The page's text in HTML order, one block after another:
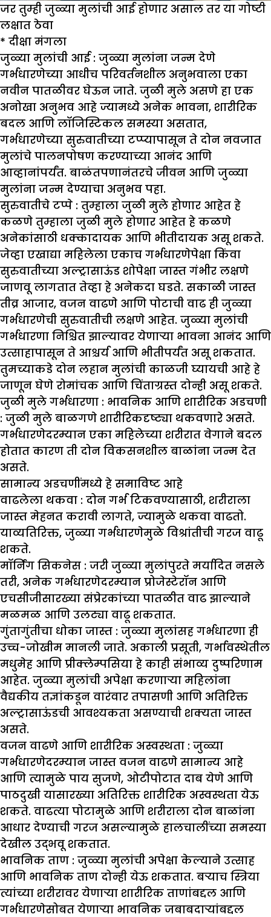
जर तुम्ही जुळ्या मुलांची आई होणार असाल तर या गोष्टी
लक्षात ठेवा
* दीक्षा मंगला
जुळ्या मुलांची आई : जुळ्या मुलांना जन्म देणे
गर्भधारणेच्या आधीच परिवर्तनशील अनुभवाला एका
नवीन पातळीवर घेऊन जाते. जुळी मुले असणे हा एक
अनोखा अनुभव आहे ज्यामध्ये अनेक भावना, शारीरिक
बदल आणि लॉजिस्टिकल समस्या असतात,
गर्भधारणेच्या सुरुवातीच्या टप्प्यापासून ते दोन नवजात
मुलांचे पालनपोषण करण्याच्या आनंद आणि
आव्हानांपर्यंत. बाळंतपणानंतरचे जीवन आणि जुळ्या
मुलांना जन्म देण्याचा अनुभव पहा.
सुरुवातीचे टप्पे : तुम्हाला जुळी मुले होणार आहेत हे
कळणे तुम्हाला जुळी मुले होणार आहेत हे कळणे
अनेकांसाठी धक्कादायक आणि भीतीदायक असू शकते.
जेव्हा एखाद्या महिलेला एकाच गर्भधारणेपेक्षा किंवा
सुरुवातीच्या अल्ट्रासाऊंड शोपेक्षा जास्त गंभीर लक्षणे
जाणवू लागतात तेव्हा हे अनेकदा घडते. सकाळी जास्त
तीव्र आजार, वजन वाढणे आणि पोटाची वाढ ही जुळ्या
गर्भधारणेची सुरुवातीची लक्षणे आहेत. जुळ्या मुलांची
गर्भधारणा निश्चित झाल्यावर येणाऱ्या भावना आनंद आणि
उत्साहापासून ते आश्चर्य आणि भीतीपर्यंत असू शकतात.
तुमच्याकडे दोन लहान मुलांची काळजी घ्यायची आहे हे
जाणून घेणे रोमांचक आणि चिंताग्रस्त दोन्ही असू शकते.
जुळी मुले गर्भधारणा : भावनिक आणि शारीरिक अडचणी
: जुळी मुले बाळगणे शारीरिकदृष्ट्या थकवणारे असते.
गर्भधारणेदरम्यान एका महिलेच्या शरीरात वेगाने बदल
होतात कारण ती दोन विकसनशील बाळांना जन्म देत
असते.
सामान्य अडचणींमध्ये हे समाविष्ट आहे
वाढलेला थकवा : दोन गर्भ टिकवण्यासाठी, शरीराला
जास्त मेहनत करावी लागते, ज्यामुळे थकवा वाढतो.
याव्यतिरिक्त, जुळ्या गर्भधारणेमुळे विश्रांतीची गरज वाढू
शकते.
मॉर्निंग सिकनेस : जरी जुळ्या मुलांपुरते मर्यादित नसले
तरी, अनेक गर्भधारणेदरम्यान प्रोजेस्टेरॉन आणि
एचसीजीसारख्या संप्रेरकांच्या पातळीत वाढ झाल्याने
मळमळ आणि उलट्या वाढू शकतात.
गुंतागुंतीचा धोका जास्त : जुळ्या मुलांसह गर्भधारणा ही
उच्च-जोखीम मानली जाते. अकाली प्रसूती, गर्भावस्थेतील
मधुमेह आणि प्रीक्लेम्पसिया हे काही संभाव्य दुष्परिणाम
आहेत. जुळ्या मुलांची अपेक्षा करणाऱ्या महिलांना
वैद्यकीय तज्ञांकडून वारंवार तपासणी आणि अतिरिक्त
अल्ट्रासाऊंडची आवश्यकता असण्याची शक्यता जास्त
असते.
वजन वाढणे आणि शारीरिक अस्वस्थता : जुळ्या
गर्भधारणेदरम्यान जास्त वजन वाढणे सामान्य आहे
आणि त्यामुळे पाय सुजणे, ओटीपोटात दाब येणे आणि
पाठदुखी यासारख्या अतिरिक्त शारीरिक अस्वस्थता येऊ
शकते. वाढत्या पोटामुळे आणि शरीराला दोन बाळांना
आधार देण्याची गरज असल्यामुळे हालचालींच्या समस्या
देखील उद्भवू शकतात.
भावनिक ताण : जुळ्या मुलांची अपेक्षा केल्याने उत्साह
आणि भावनिक ताण दोन्ही येऊ शकतात. बऱ्याच स्त्रिया
त्यांच्या शरीरावर येणाऱ्या शारीरिक ताणांबद्दल आणि
गर्भधारणेसोबत येणाऱ्या भावनिक जबाबदाऱ्यांबद्दल